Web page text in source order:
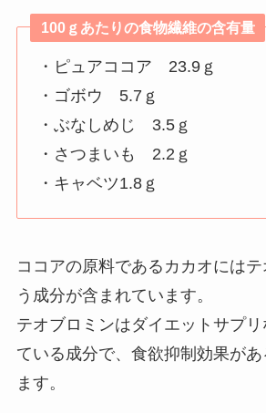
100ｇあたりの食物繊維の含有量
・ピュアココア 23.9ｇ
・ゴボウ 5.7ｇ
・ぶなしめじ 3.5ｇ
・さつまいも 2.2ｇ
・キャベツ1.8ｇ
ココアの原料であるカカオには
う成分が含まれています。
テオブロミンはダイエットサプ
ている成分で、食欲抑制効果が
ます。